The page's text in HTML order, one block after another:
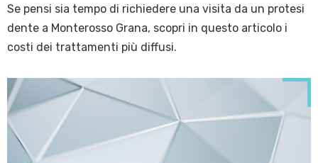
Se pensi sia tempo di richiedere una visita da un protesi
dente a Monterosso Grana, scopri in questo articolo i
costi dei trattamenti più diffusi.